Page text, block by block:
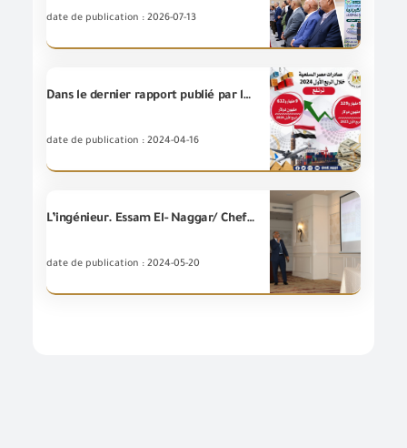
date de publication : 2026-07-13
Dans le dernier rapport publié par le Ministère du Commerce et de l'Industrie abordant les indicateurs des exportations égyptiennes des matières premières au cours du premier trimestre de l’année 2024, Les exportations égyptiennes des matières premières enregistrent 9 milliards et 612 millions de dollars, soit une augmentation de 5,3% par rapport à la même période de l’année 2023.
date de publication : 2024-04-16
L’ingénieur. Essam El- Naggar/ Chef de la(GOEIC), accompagné d'une délégation des dirigeants de l'Autorité, participe à l'atelier élargi pour présenter les résultats du programme diamétrale égyptien avec l’organisation de la Coopération et du Développement Economique « OCDE » pour développer les activités de production et d'exportation et maximiser le profit du côté égyptien du projet
date de publication : 2024-05-20